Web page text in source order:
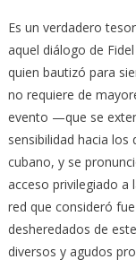
Es un verdadero
aquel diálogo de
quien bautizó para
no requiere de
evento —que se
sensibilidad hacia
cubano, y se
acceso privilegiado
red que consideró
desheredados de
diversos y agudos